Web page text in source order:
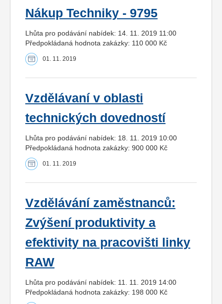
Nákup Techniky - 9795
Lhůta pro podávání nabídek: 14. 11. 2019 11:00
Předpokládaná hodnota zakázky: 110 000 Kč
01. 11. 2019
Vzdělávaní v oblasti
technických dovedností
Lhůta pro podávání nabídek: 18. 11. 2019 10:00
Předpokládaná hodnota zakázky: 900 000 Kč
01. 11. 2019
Vzdělávání zaměstnanců:
Zvýšení produktivity a
efektivity na pracovišti linky
RAW
Lhůta pro podávání nabídek: 11. 11. 2019 14:00
Předpokládaná hodnota zakázky: 198 000 Kč